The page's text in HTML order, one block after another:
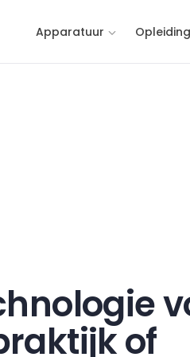
Apparatuur
of